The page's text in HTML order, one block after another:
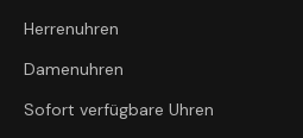
Herrenuhren
Damenuhren
Sofort verfügbare Uhren